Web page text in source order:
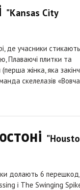
"Kansas City
де учасники
Плаваючі плитки та
жінка, яка
скелелазів «Вовча
долають 6
і The Swinging